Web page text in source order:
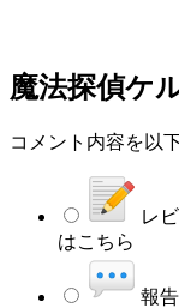
魔法探偵ケ
コメント内容を以
レ
はこちら
報